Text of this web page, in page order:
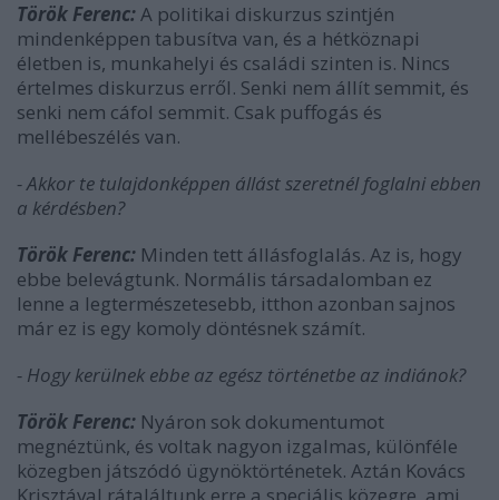
Török Ferenc:A politikai diskurzus szintjén
mindenképpen tabusítva van, és a hétköznapi
életben is, munkahelyi és családi szinten is. Nincs
értelmes diskurzus erről. Senki nem állít semmit, és
senki nem cáfol semmit. Csak puffogás és
mellébeszélés van.
- Akkor te tulajdonképpen állást szeretnél foglalni ebben
a kérdésben?
Török Ferenc: Minden tett állásfoglalás. Az is, hogy
ebbe belevágtunk. Normális társadalomban ez
lenne a legtermészetesebb, itthon azonban sajnos
már ez is egy komoly döntésnek számít.
- Hogy kerülnek ebbe az egész történetbe az indiánok?
Török Ferenc: Nyáron sok dokumentumot
megnéztünk, és voltak nagyon izgalmas, különféle
közegben játszódó ügynöktörténetek. Aztán Kovács